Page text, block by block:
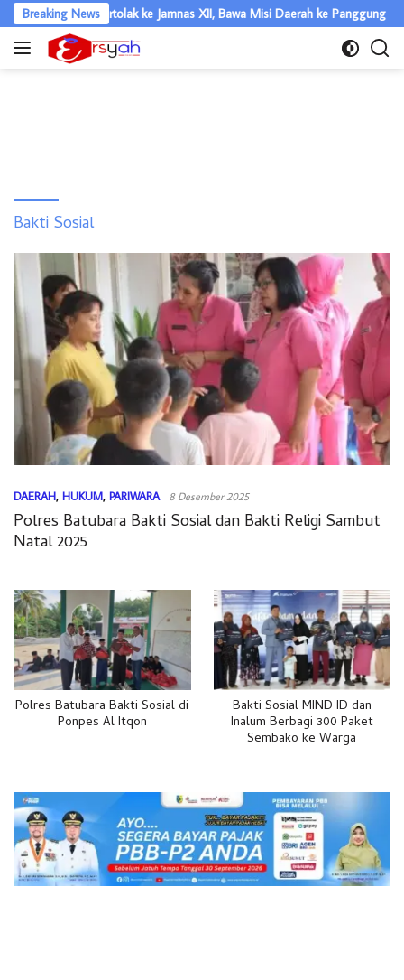
Langsung
ke
Breaking News
Asahan Bertolak ke Jamnas XII, Bawa Misi Daerah ke Panggung
Bakti Sosial
DAERAH, HUKUM, PARIWARA 8 Desember 2025
Polres Batubara Bakti Sosial dan Bakti Religi Sambut
Natal 2025
Polres Batubara Bakti Sosial di
Ponpes Al Itqon
Bakti Sosial MIND ID dan
Inalum Berbagi 300 Paket
Sembako ke Warga